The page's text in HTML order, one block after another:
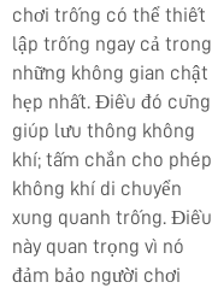
chơi trống có thể thiết
lập trống ngay cả trong
những không gian chật
hẹp nhất. Điều đó cũng
giúp lưu thông không
khí; tấm chắn cho phép
không khí di chuyển
xung quanh trống. Điều
này quan trọng vì nó
đảm bảo người chơi